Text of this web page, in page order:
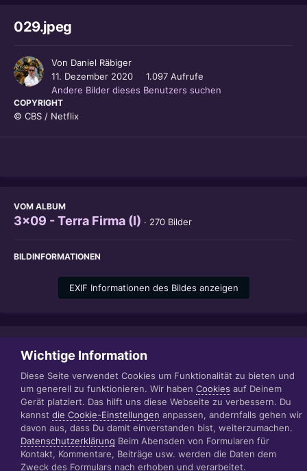
029.jpeg
Von Daniel Räbiger
11. Dezember 2020
1.097 Aufrufe
Andere Bilder dieses Benutzers suchen
COPYRIGHT
© CBS / Netflix
VOM ALBUM
3x09 - Terra Firma (I) · 270 Bilder
BILDINFORMATIONEN
EXIF Informationen des Bildes anzeigen
Teilen
Datenschutzerklärung Impressum
© 1999 - 2022 RÄBIGER IT|WEB|VIDEO|CONSULTING
www.raebiger.pro
Powered by Invision Community
Wichtige Information
Diese Seite verwendet Cookies um Funktionalität zu bieten und
um generell zu funktionieren. Wir haben Cookies auf Deinem
Gerät platziert. Das hilft uns diese Webseite zu verbessern. Du
kannst die Cookie-Einstellungen anpassen, andernfalls gehen wir
davon aus, dass Du damit einverstanden bist, weiterzumachen.
Datenschutzerklärung Beim Abensden von Formularen für
Kontakt, Kommentare, Beiträge usw. werden die Daten dem
Zweck des Formulars nach erhoben und verarbeitet.